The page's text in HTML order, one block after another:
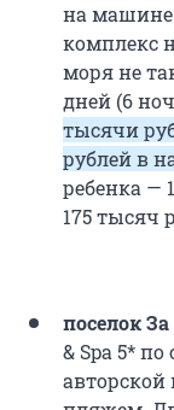
на машине
комплекс
моря не
дней (6
тысячи
рублей в
ребенка —
175 тысяч
поселок
& Spa 5*